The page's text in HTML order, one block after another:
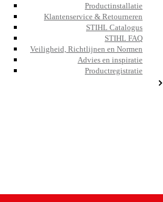
Productinstallatie
Klantenservice & Retourneren
STIHL Catalogus
STIHL FAQ
Veiligheid, Richtlijnen en Normen
Advies en inspiratie
Productregistratie